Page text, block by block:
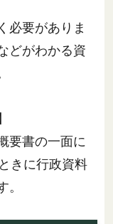
必要がありま
どがわかる資
要書の一面に
きに行政資料
。